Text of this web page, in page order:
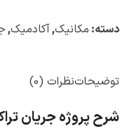
دسته: مکانیک,آکادمیک,
توضیحاتنظرات (0)
شرح پروژه جریان